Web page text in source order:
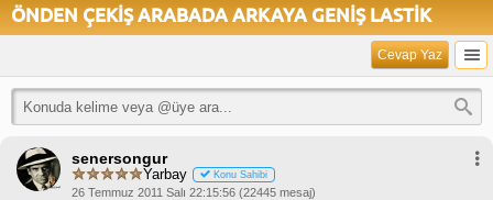
ÖNDEN ÇEKİŞ ARABADA ARKAYA GENİŞ LASTİK
Cevap Yaz
senersongur
Yarbay Konu Sahibi
26 Temmuz 2011 Salı 22:15:56 (22445 mesaj)